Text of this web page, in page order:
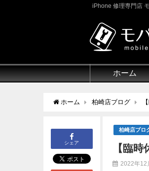
iPhone 修理専門店
ホーム
ホーム 柏崎店ブログ
シェア
柏崎店ブロ
【臨
2022年12